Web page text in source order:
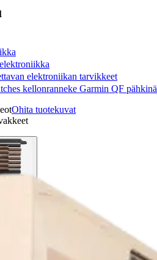
elektroniikan tarvikkeet
kellonranneke Garmin QF pähkinä
Ohita tuotekuvat